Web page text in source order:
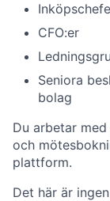
CFO:er
Seniora
bolag
Du arbetar
och
plattform.
Det här är